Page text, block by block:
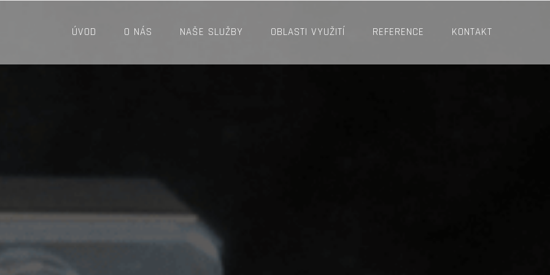
ÚVOD O NÁS NAŠE SLUŽBY OBLASTI VYUŽITÍ REFERENCE KONTAKT